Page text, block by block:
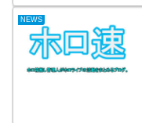
NEWS